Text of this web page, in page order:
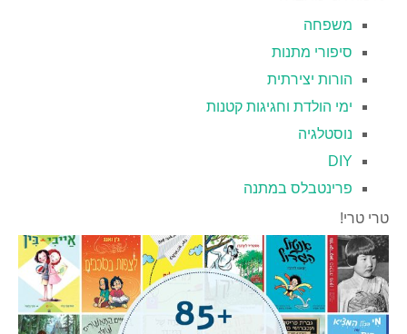
משפחה
סיפורי מתנות
הורות יצירתית
ימי הולדת וחגיגות קטנות
נוסטלגיה
DIY
פרינטבלס במתנה
טרי טרי!